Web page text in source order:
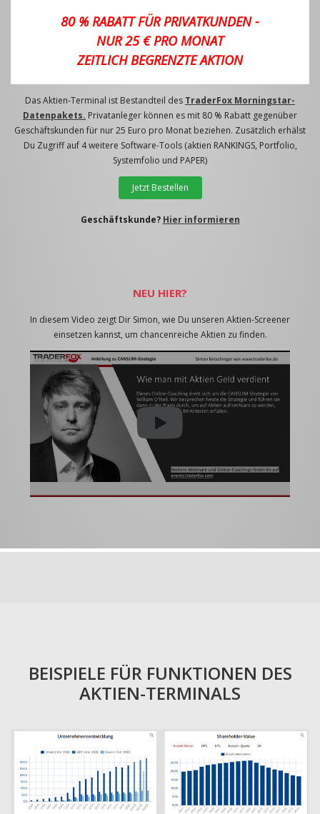
80 % RABATT FÜR PRIVATKUNDEN -
NUR 25 € PRO MONAT
ZEITLICH BEGRENZTE AKTION
Das Aktien-Terminal ist Bestandteil des TraderFox Morningstar-
Datenpakets. Privatanleger können es mit 80 % Rabatt gegenüber
Geschäftskunden für nur 25 Euro pro Monat beziehen. Zusätzlich erhälst
Du Zugriff auf 4 weitere Software-Tools (aktien RANKINGS, Portfolio,
Systemfolio und PAPER)
Jetzt Bestellen
Geschäftskunde? Hier informieren
NEU HIER?
In diesem Video zeigt Dir Simon, wie Du unseren Aktien-Screener
einsetzen kannst, um chancenreiche Aktien zu finden.
BEISPIELE FÜR FUNKTIONEN DES
AKTIEN-TERMINALS